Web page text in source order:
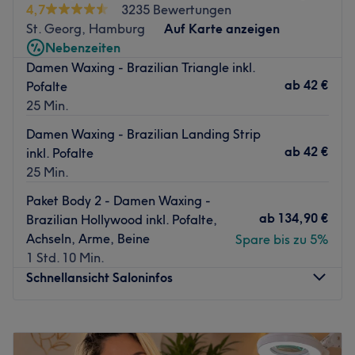
Nächste öffentliche Verkehrsmittel:
Fußläufig erreichst du den Hauptbahnhof in 5 Minuten.
Das Team:
Das herzliche Team besteht aus Emine und Elina, die
sorgen, dass jede Behandlung angenehm und persönlich
wirkt. Das Studio bietet eine besonders offene
Atmosphäre durch seine mehrsprachige Betreuung:
Deutsch, Englisch, Persisch, Türkisch, Spanisch und
Portugiesisch.
Was uns an dem Salon gefällt:
Atmosphäre: Clean, modern, hell.
Expertise: Laser-Haarentfernung.
Extras: Klimatisiert, kinderfreundlich, kostenfreie
4,7
3235 Bewertungen
St. Georg, Hamburg
Auf Karte anzeigen
Nebenzeiten
Damen Waxing - Brazilian Triangle inkl.
Pofalte
25 Min.
ab 42 €
Damen Waxing - Brazilian Landing Strip
inkl. Pofalte
25 Min.
ab 42 €
Paket Body 2 - Damen Waxing -
Brazilian Hollywood inkl. Pofalte,
Achseln, Arme, Beine
1 Std. 10 Min.
ab 134,90 €
Spare bis zu 5%
Schnellansicht Saloninfos
Dienstag
09:00–20:00